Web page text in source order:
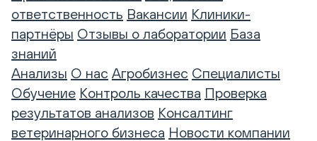
ответственность Вакансии Клиники-
партнёры Отзывы о лаборатории База
знаний
Анализы О нас Агробизнес Специалисты
Обучение Контроль качества Проверка
результатов анализов Консалтинг
ветеринарного бизнеса Новости компании